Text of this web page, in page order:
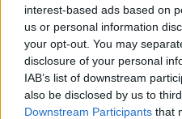
interest-based ads based on
us or personal information
your opt-out. You may
disclosure of your personal
IAB’s list of downstream
also be disclosed by us to
Downstream Participants that